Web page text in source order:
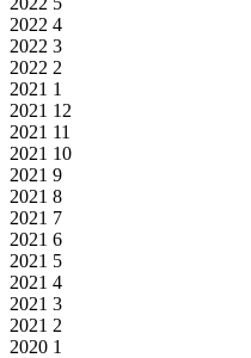
2022 4
2022 3
2022 2
2021 1
2021 12
2021 11
2021 10
2021 9
2021 8
2021 7
2021 6
2021 5
2021 4
2021 3
2021 2
2020 1